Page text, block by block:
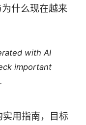
什么现在越来
with AI
important
用指南，目标